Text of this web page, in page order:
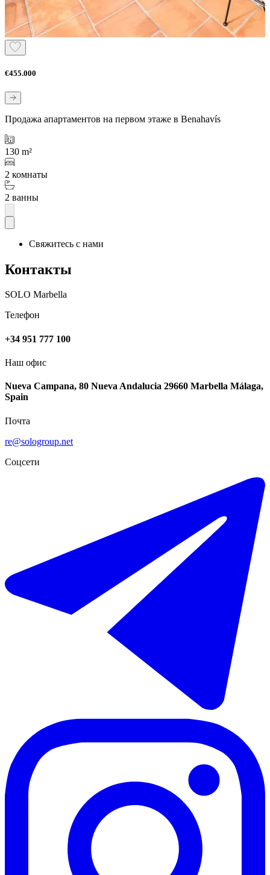
€455.000
Продажа апартаментов на первом этаже в Benahavís
130 m²
2 комнаты
2 ванны
Свяжитесь с нами
Контакты
SOLO Marbella
Телефон
+34 951 777 100
Наш офис
Nueva Campana, 80 Nueva Andalucia 29660 Marbella Málaga,
Spain
Почта
re@sologroup.net
Соцсети